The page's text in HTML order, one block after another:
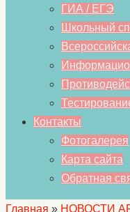
ГИА / ЕГЭ
Школьный
Контакты
Фотогалерея
Карта сайта
Обратная
Главная » НОВОСТИ